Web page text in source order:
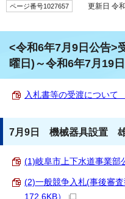
ページ番号1027657 更新日 令
<令和6年7月9日公告>
曜日)～令和6年7月19
入札書等の受渡について
7月9日 機械器具設置 雄
(1)岐阜市上下水道事業部
(2)一般競争入札(事後審
172.6KB）